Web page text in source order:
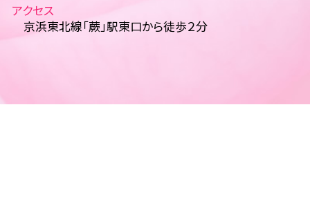
アクセス
京浜東北線「蕨」駅東口から徒歩２分